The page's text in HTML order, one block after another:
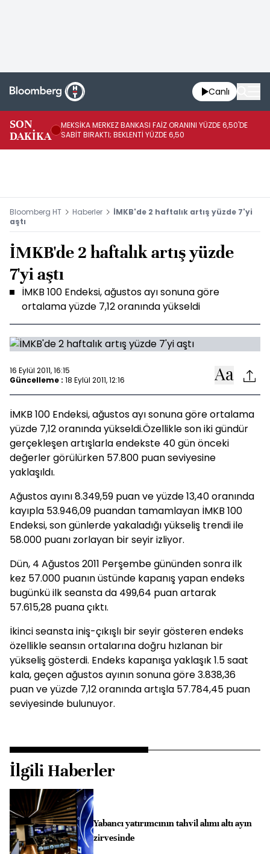
Canlı
SON
DAKİKA
MEKSİKA MERKEZ BANKASI FAİZ ORANINI YÜZDE 6,50'DE
SABİT BIRAKTI; BEKLENTİ YÜZDE 6,50
Bloomberg HT Haberler
İMKB'de 2 haftalık artış yüzde 7'yi
aştı
İMKB'de 2 haftalık artış yüzde
7'yi aştı
İMKB 100 Endeksi, ağustos ayı sonuna göre
ortalama yüzde 7,12 oranında yükseldi
16 Eylül 2011, 16:15
Güncelleme : 18 Eylül 2011, 12:16
İMKB 100 Endeksi, ağustos ayı sonuna göre ortalama
yüzde 7,12 oranında yükseldi.Özellikle son iki gündür
gerçekleşen artışlarla endekste 40 gün önceki
değerler görülürken 57.800 puan seviyesine
yaklaşıldı.
Ağustos ayını 8.349,59 puan ve yüzde 13,40 oranında
kayıpla 53.946,09 puandan tamamlayan İMKB 100
Endeksi, son günlerde yakaladığı yükseliş trendi ile
58.000 puanı zorlayan bir seyir izliyor.
Dün, 4 Ağustos 2011 Perşembe gününden sonra ilk
kez 57.000 puanın üstünde kapanış yapan endeks
bugünkü ilk seansta da 499,64 puan artarak
57.615,28 puana çıktı.
İkinci seansta iniş-çıkışlı bir seyir gösteren endeks
özellikle seansın ortalarına doğru hızlanan bir
yükseliş gösterdi. Endeks kapanışa yaklaşık 1.5 saat
kala, geçen ağustos ayının sonuna göre 3.838,36
puan ve yüzde 7,12 oranında artışla 57.784,45 puan
seviyesinde bulunuyor.
İlgili Haberler
Yabancı yatırımcının tahvil alımı altı ayın
zirvesinde